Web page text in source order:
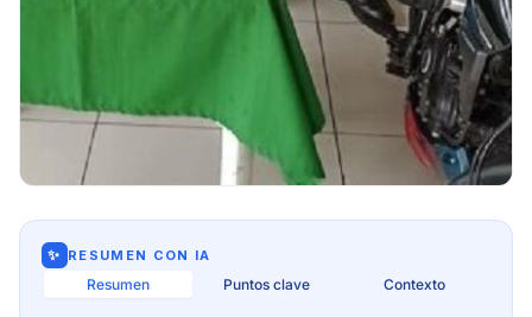
✨ RESUMEN CON IA
Resumen Puntos clave Contexto